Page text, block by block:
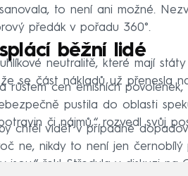
to není ani možné.
předák v pořadu 360°.
běžní lidé
neutralitě, které mají
se část nákladů už přenesla
růstem cen emisních povolenek,
pustila do oblasti
či nájmů,“ rozvedl svůj
chtěl vidět v případné
ne, nikdy to není jen
řekl Středula v diskuzi na